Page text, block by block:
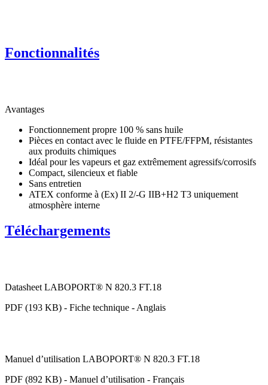
Fonctionnalités
Avantages
Fonctionnement propre 100 % sans huile
Pièces en contact avec le fluide en PTFE/FFPM, résistantes
aux produits chimiques
Idéal pour les vapeurs et gaz extrêmement agressifs/corrosifs
Compact, silencieux et fiable
Sans entretien
ATEX conforme à (Ex) II 2/-G IIB+H2 T3 uniquement
atmosphère interne
Téléchargements
Datasheet LABOPORT® N 820.3 FT.18
PDF (193 KB) - Fiche technique - Anglais
Manuel d’utilisation LABOPORT® N 820.3 FT.18
PDF (892 KB) - Manuel d’utilisation - Français